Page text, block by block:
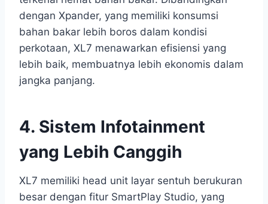
dengan Xpander, yang memiliki konsumsi
bahan bakar lebih boros dalam kondisi
perkotaan, XL7 menawarkan efisiensi yang
lebih baik, membuatnya lebih ekonomis dalam
jangka panjang.
4. Sistem Infotainment
yang Lebih Canggih
XL7 memiliki head unit layar sentuh berukuran
besar dengan fitur SmartPlay Studio, yang